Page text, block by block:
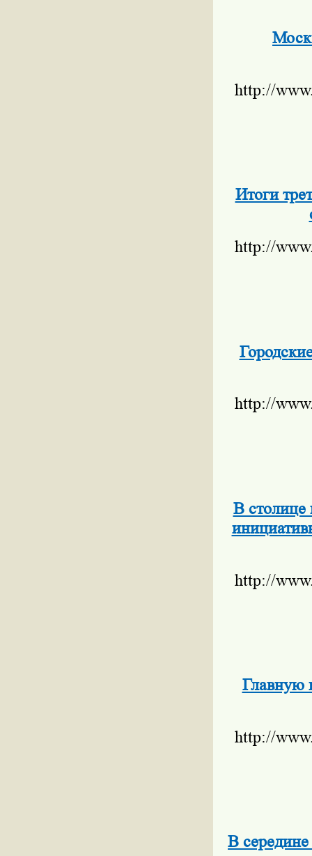
http://
Итоги
http://
http://
В
http://
Главную
http://
В